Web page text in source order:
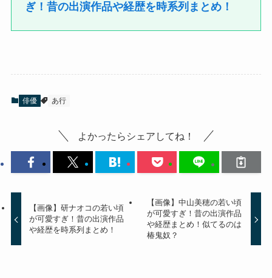
ぎ！昔の出演作品や経歴を時系列まとめ！
俳優 あ行
よかったらシェアしてね！
【画像】研ナオコの若い頃
が可愛すぎ！昔の出演作品
や経歴を時系列まとめ！
【画像】中山美穂の若い頃
が可愛すぎ！昔の出演作品
や経歴まとめ！似てるのは
椿鬼奴？